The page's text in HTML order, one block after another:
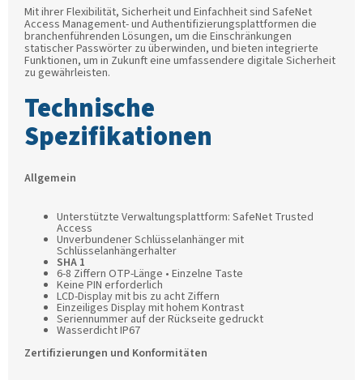
Mit ihrer Flexibilität, Sicherheit und Einfachheit sind SafeNet
Access Management- und Authentifizierungsplattformen die
branchenführenden Lösungen, um die Einschränkungen
statischer Passwörter zu überwinden, und bieten integrierte
Funktionen, um in Zukunft eine umfassendere digitale Sicherheit
zu gewährleisten.
Technische
Spezifikationen
Allgemein
Unterstützte Verwaltungsplattform: SafeNet Trusted
Access
Unverbundener Schlüsselanhänger mit
Schlüsselanhängerhalter
SHA 1
6-8 Ziffern OTP-Länge • Einzelne Taste
Keine PIN erforderlich
LCD-Display mit bis zu acht Ziffern
Einzeiliges Display mit hohem Kontrast
Seriennummer auf der Rückseite gedruckt
Wasserdicht IP67
Zertifizierungen und Konformitäten